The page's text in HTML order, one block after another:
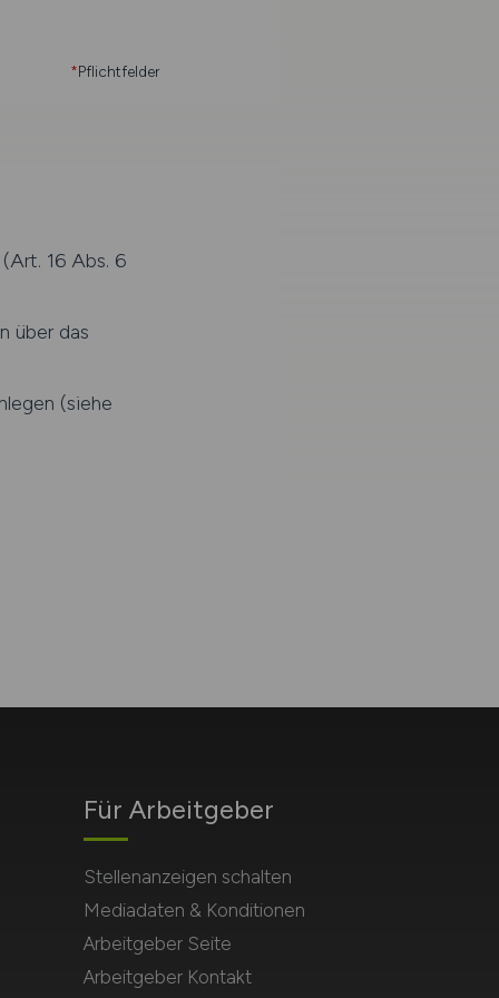
*Pflichtfelder
16 Abs. 6
über das
(siehe
Für Arbeitgeber
Stellenanzeigen schalten
Mediadaten & Konditionen
Arbeitgeber Seite
Arbeitgeber Kontakt